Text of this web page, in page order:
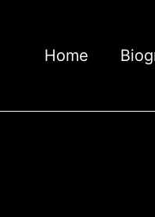
Home